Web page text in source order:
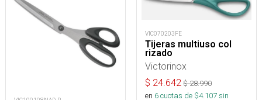
VIC070203FE
Tijeras multiuso col
rizado
Victorinox
$ 24.642 $28.990
en 6cuotas de $4.107sin